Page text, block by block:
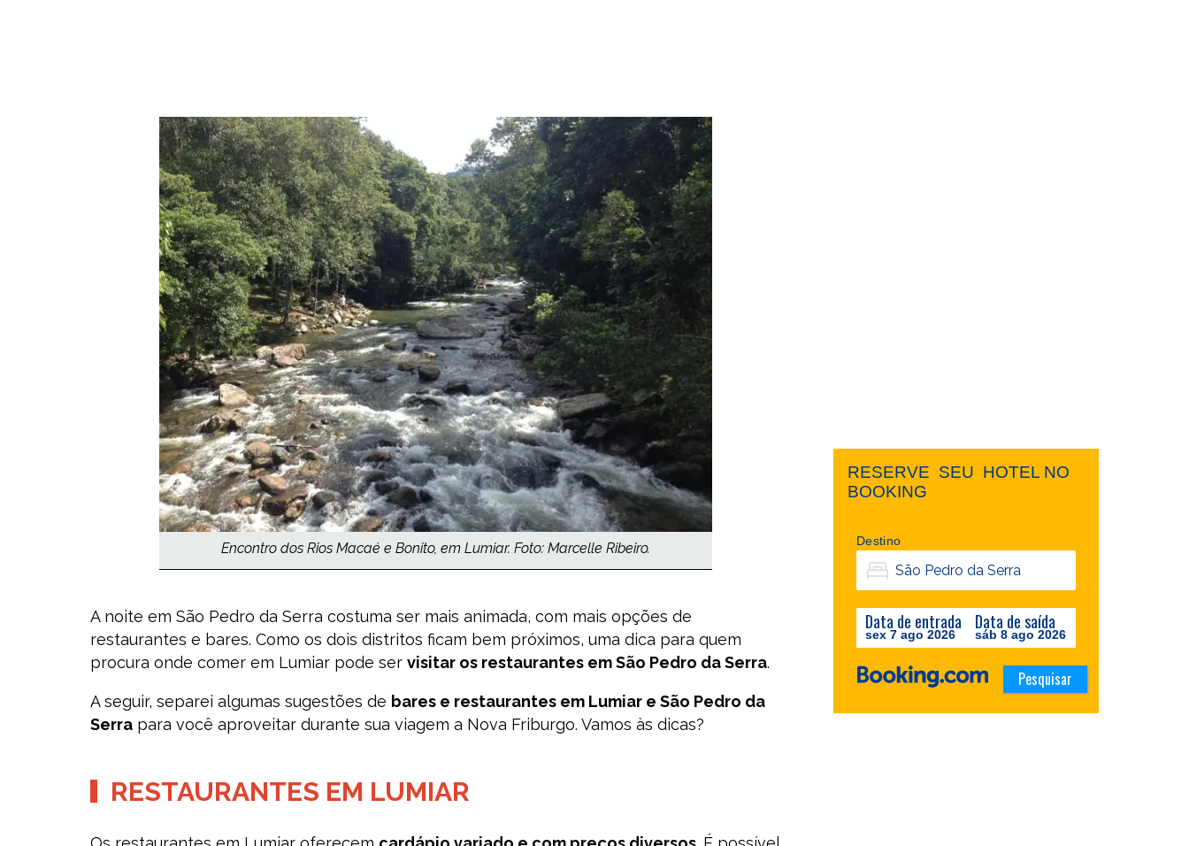
Encontro dos Rios Macaé e Bonito, em Lumiar. Foto: Marcelle Ribeiro.
A noite em São Pedro da Serra costuma ser mais animada, com mais opções de
restaurantes e bares. Como os dois distritos ficam bem próximos, uma dica para quem
procura onde comer em Lumiar pode ser visitar os restaurantes em São Pedro da Serra.
A seguir, separei algumas sugestões de bares e restaurantes em Lumiar e São Pedro da
Serra para você aproveitar durante sua viagem a Nova Friburgo. Vamos às dicas?
RESTAURANTES EM LUMIAR
RESERVE ​ ​SEU ​ ​HOTEL NO ​ ​
BOOKING
Destino
Data de entrada
sex 7 ago 2026
Data de saída
sáb 8 ago 2026